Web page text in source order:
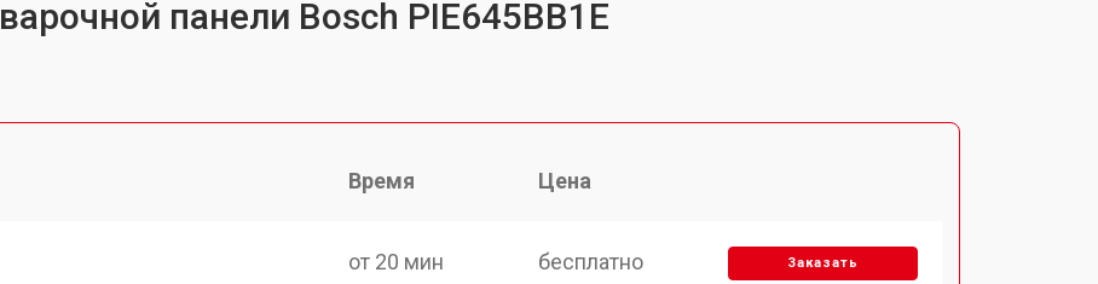
панели Bosch PIE645BB1E
Время Цена
от 20 мин бесплатно Заказать